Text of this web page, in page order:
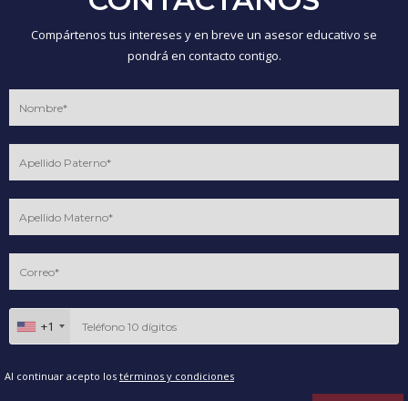
Compártenos tus intereses y en breve un asesor educativo se
pondrá en contacto contigo.
+1
Al continuar acepto los términos y condiciones